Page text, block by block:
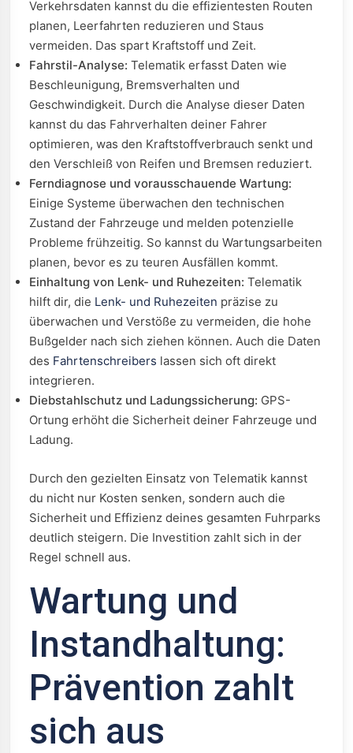
Verkehrsdaten kannst du die effizientesten Routen
planen, Leerfahrten reduzieren und Staus
vermeiden. Das spart Kraftstoff und Zeit.
Fahrstil-Analyse: Telematik erfasst Daten wie
Beschleunigung, Bremsverhalten und
Geschwindigkeit. Durch die Analyse dieser Daten
kannst du das Fahrverhalten deiner Fahrer
optimieren, was den Kraftstoffverbrauch senkt und
den Verschleiß von Reifen und Bremsen reduziert.
Ferndiagnose und vorausschauende Wartung:
Einige Systeme überwachen den technischen
Zustand der Fahrzeuge und melden potenzielle
Probleme frühzeitig. So kannst du Wartungsarbeiten
planen, bevor es zu teuren Ausfällen kommt.
Einhaltung von Lenk- und Ruhezeiten: Telematik
hilft dir, die Lenk- und Ruhezeiten präzise zu
überwachen und Verstöße zu vermeiden, die hohe
Bußgelder nach sich ziehen können. Auch die Daten
des Fahrtenschreibers lassen sich oft direkt
integrieren.
Diebstahlschutz und Ladungssicherung: GPS-
Ortung erhöht die Sicherheit deiner Fahrzeuge und
Ladung.
Durch den gezielten Einsatz von Telematik kannst
du nicht nur Kosten senken, sondern auch die
Sicherheit und Effizienz deines gesamten Fuhrparks
deutlich steigern. Die Investition zahlt sich in der
Regel schnell aus.
Wartung und
Instandhaltung:
Prävention zahlt
sich aus